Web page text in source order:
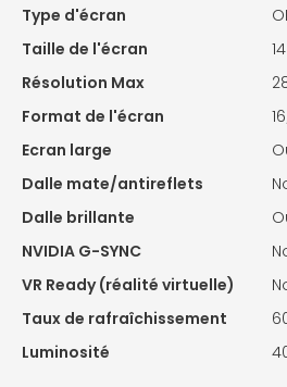
Type d'écran
Taille de l'écran
Résolution Max
Format de l'écran
Ecran large
Dalle mate/antireflets
Dalle brillante
NVIDIA G-SYNC
VR Ready (réalité virtuelle)
Taux de rafraîchissement
Luminosité